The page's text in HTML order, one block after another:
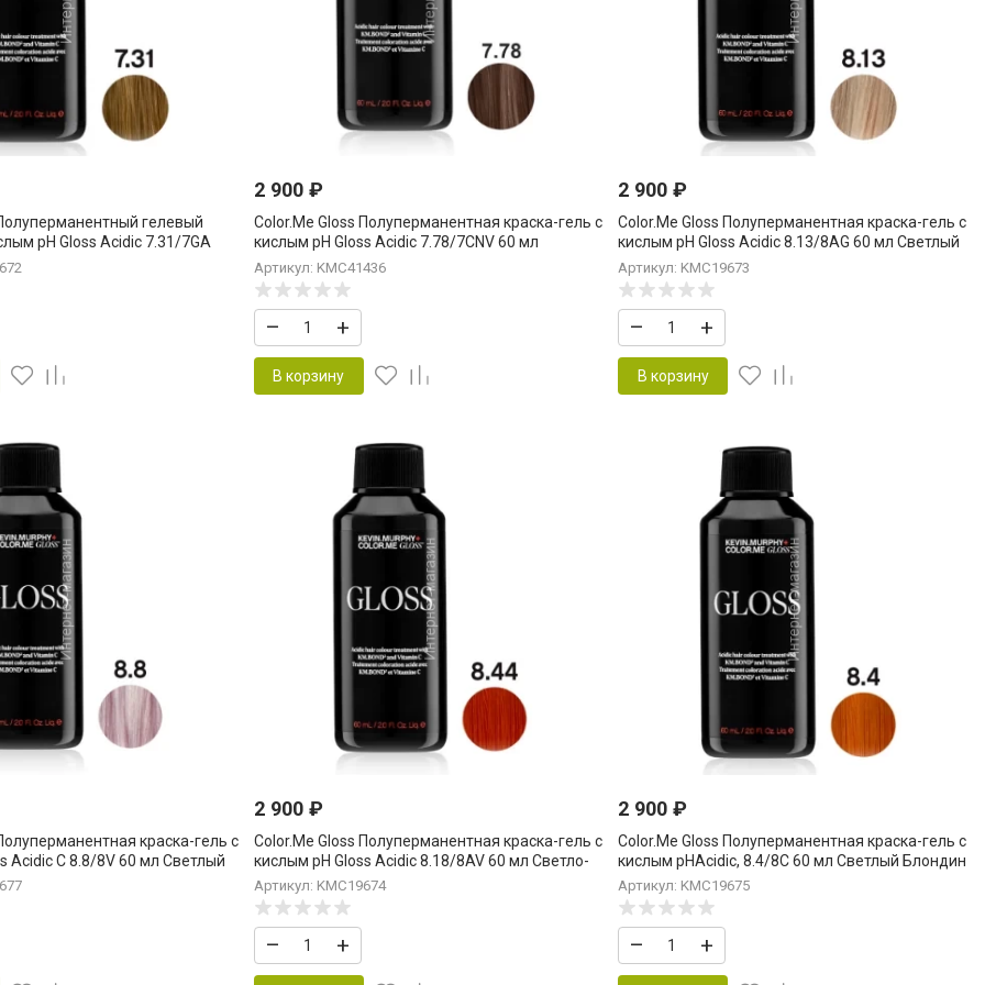
гелевый
pH Gloss Acidic 7.31/7GA
60 мл Средний Блонд
2 900 ₽
Color.Me Gloss Полуперманентная краска-гель c
кислым pH Gloss Acidic 7.78/7СNV 60 мл
Средний. Блонд. Шоколадный. Виолет
Medium.Blond.Chocolate.Violet
Артикул: KMC41436
– +
В корзину
2 900₽
Color.Me Gloss Полуперманентная краска-гель c
кислым pH Gloss Acidic 8.13/8AG 60 мл Светлый
Блонд Пепельный Золотой
Light.Blonde.Ash.Gold
Артикул: KMC19673
– +
В корзину
краска-гель c
Acidic С 8.8/8V 60 мл Светлый
2 900 ₽
Color.Me Gloss Полуперманентная краска-гель c
кислым pH Gloss Acidic 8.18/8AV 60 мл Светло-
Коричневый Шоколадный Пепельный
Light.Brown.Chocolate.Ash
Артикул: KMC19674
– +
2 900₽
Color.Me Gloss Полуперманентная краска-гель с
кислым pHAcidic, 8.4/8C 60 мл Светлый Блондин
Медный Lig.Blond.Copper
Артикул: KMC19675
– +